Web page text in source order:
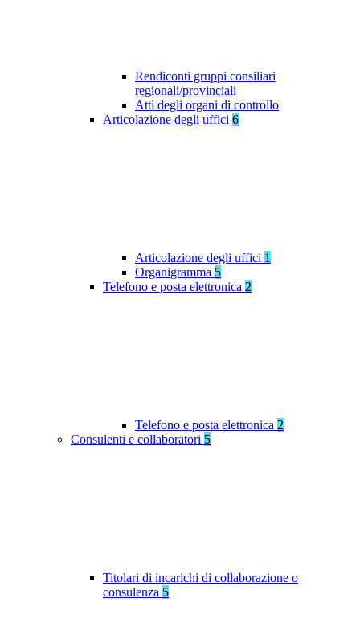
Rendiconti gruppi consiliari
regionali/provinciali
Atti degli organi di controllo
Articolazione degli uffici 6
Articolazione degli uffici 1
Organigramma 5
Telefono e posta elettronica 2
Telefono e posta elettronica 2
Consulenti e collaboratori 5
Titolari di incarichi di collaborazione o
consulenza 5